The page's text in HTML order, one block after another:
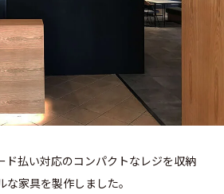
ド払い対応のコンパクトなレジを収納
家具を製作しました。